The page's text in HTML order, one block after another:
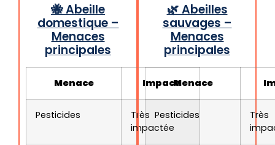
🐝 Abeille
domestique –
Menaces
principales
Menace Impact
Pesticides
Très
impactée
🌿 Abeilles
sauvages –
Menaces
principales
Menace
Pesticides
Très